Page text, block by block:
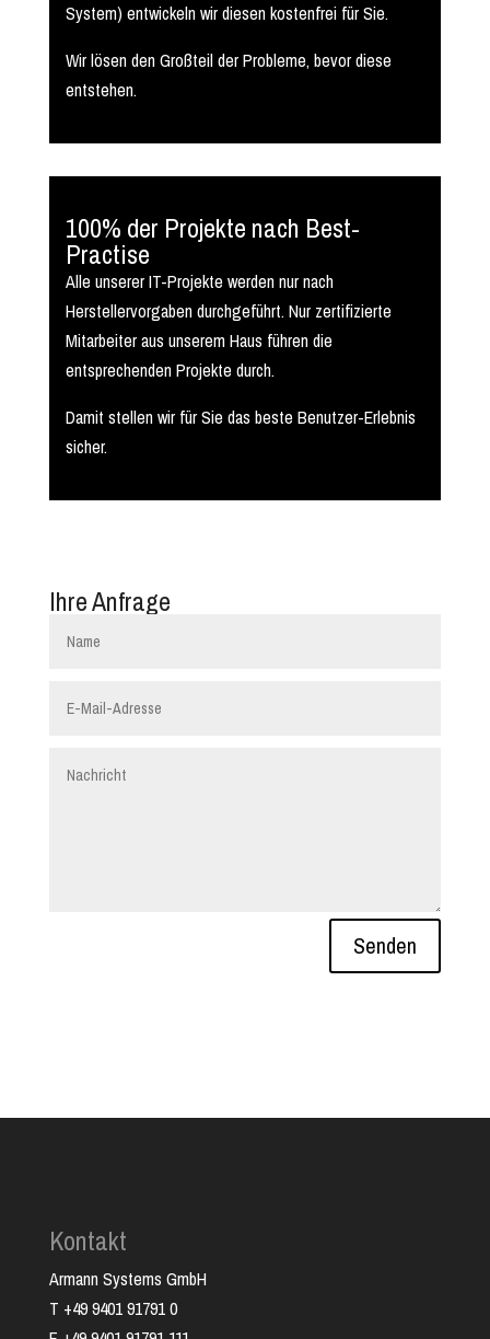
System) entwickeln wir diesen kostenfrei für Sie.
Wir lösen den Großteil der Probleme, bevor diese
entstehen.
100% der Projekte nach Best-
Practise
Alle unserer IT-Projekte werden nur nach
Herstellervorgaben durchgeführt. Nur zertifizierte
Mitarbeiter aus unserem Haus führen die
entsprechenden Projekte durch.
Damit stellen wir für Sie das beste Benutzer-Erlebnis
sicher.
Ihre Anfrage
Senden
Kontakt
Armann Systems GmbH
T +49 9401 91791 0